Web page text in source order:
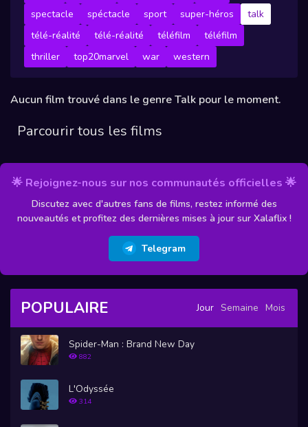
spectacle
spéctacle sport super-héros
talk
télé-réalité
télé-réalité téléfilm
téléfilm
thriller
top20marvel war western
Aucun film trouvé dans le genre Talk pour le moment.
Parcourir tous les films
🌟 Rejoignez-nous sur nos communautés officielles 🌟
Discutez avec d'autres fans de films, restez informé des
nouveautés et profitez des dernières mises à jour sur Xalaflix !
Telegram
POPULAIRE Jour Semaine Mois
Spider-Man : Brand New Day
882
L'Odyssée
314